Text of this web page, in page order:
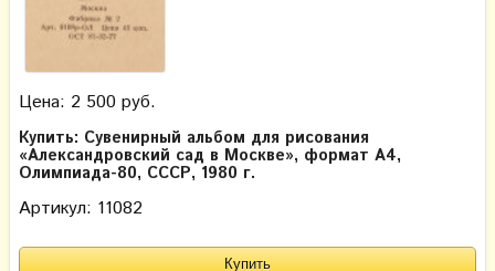
Цена: 2 500 руб.
Купить: Сувенирный альбом для рисования
«Александровский сад в Москве», формат А4,
Олимпиада-80, СССР, 1980 г.
Артикул: 11082